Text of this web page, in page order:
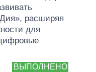
расширяя
для
ВЫПОЛНЕНО